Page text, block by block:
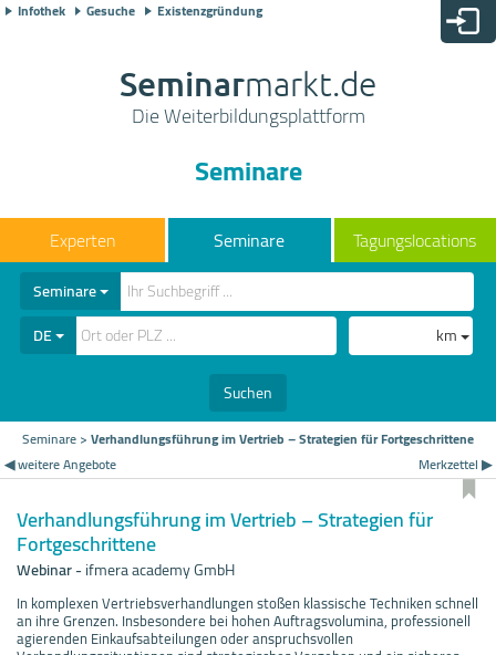
Infothek Gesuche Existenzgründung
Seminarmarkt.de
Die Weiterbildungsplattform
Seminare
Seminare Tagungslocations
Seminare
DE
km
Suchen
Seminare>Verhandlungsführung im Vertrieb – Strategien für Fortgeschrittene
◀ weitere Angebote
Merkzettel ▶
Verhandlungsführung im Vertrieb – Strategien für
Fortgeschrittene
Webinar-ifmera academy GmbH
In komplexen Vertriebsverhandlungen stoßen klassische Techniken schnell
an ihre Grenzen. Insbesondere bei hohen Auftragsvolumina, professionell
agierenden Einkaufsabteilungen oder anspruchsvollen